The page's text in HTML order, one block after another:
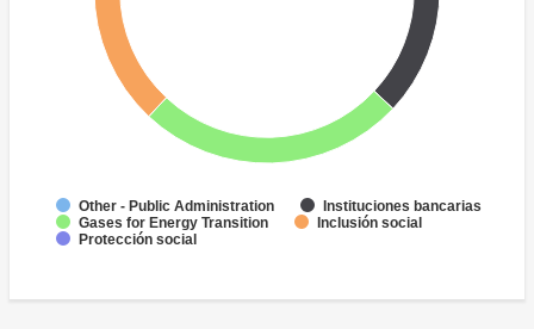
Other - Public Administration
Instituciones bancarias
Gases for Energy Transition
Inclusión social
Protección social